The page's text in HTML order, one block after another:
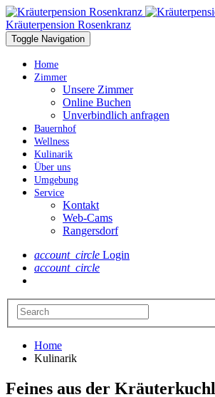
Kräuterpension Rosenkranz
Toggle Navigation
Home
Zimmer
Unsere Zimmer
Online Buchen
Unverbindlich anfragen
Bauernhof
Wellness
Kulinarik
Über uns
Umgebung
Service
Kontakt
Web-Cams
Rangersdorf
account_circle Login
account_circle
Home
Kulinarik
Feines aus der Kräuterkuchl